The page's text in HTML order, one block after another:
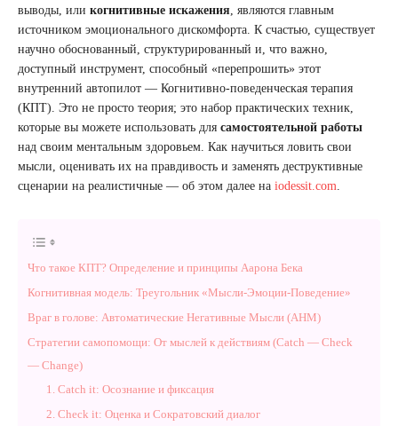
выводы, или когнитивные искажения, являются главным
источником эмоционального дискомфорта. К счастью, существует
научно обоснованный, структурированный и, что важно,
доступный инструмент, способный «перепрошить» этот
внутренний автопилот — Когнитивно-поведенческая терапия
(КПТ). Это не просто теория; это набор практических техник,
которые вы можете использовать для самостоятельной работы
над своим ментальным здоровьем. Как научиться ловить свои
мысли, оценивать их на правдивость и заменять деструктивные
сценарии на реалистичные — об этом далее на iodessit.com.
Что такое КПТ? Определение и принципы Аарона Бека
Когнитивная модель: Треугольник «Мысли-Эмоции-Поведение»
Враг в голове: Автоматические Негативные Мысли (АНМ)
Стратегии самопомощи: От мыслей к действиям (Catch — Check
— Change)
1. Catch it: Осознание и фиксация
2. Check it: Оценка и Сократовский диалог